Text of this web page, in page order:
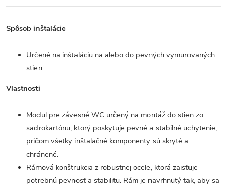
Spôsob inštalácie
Určené na inštaláciu na alebo do pevných vymurovaných
stien.
Vlastnosti
Modul pre závesné WC určený na montáž do stien zo
sadrokartónu, ktorý poskytuje pevné a stabilné uchytenie,
pričom všetky inštalačné komponenty sú skryté a
chránené.
Rámová konštrukcia z robustnej ocele, ktorá zaisťuje
potrebnú pevnosť a stabilitu. Rám je navrhnutý tak, aby sa